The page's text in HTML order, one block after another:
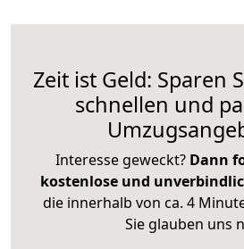
Zeit ist Geld: Sparen
schnellen und
Interesse geweckt? Dann
kostenlose und
die innerhalb von ca. 4
Sie glauben uns